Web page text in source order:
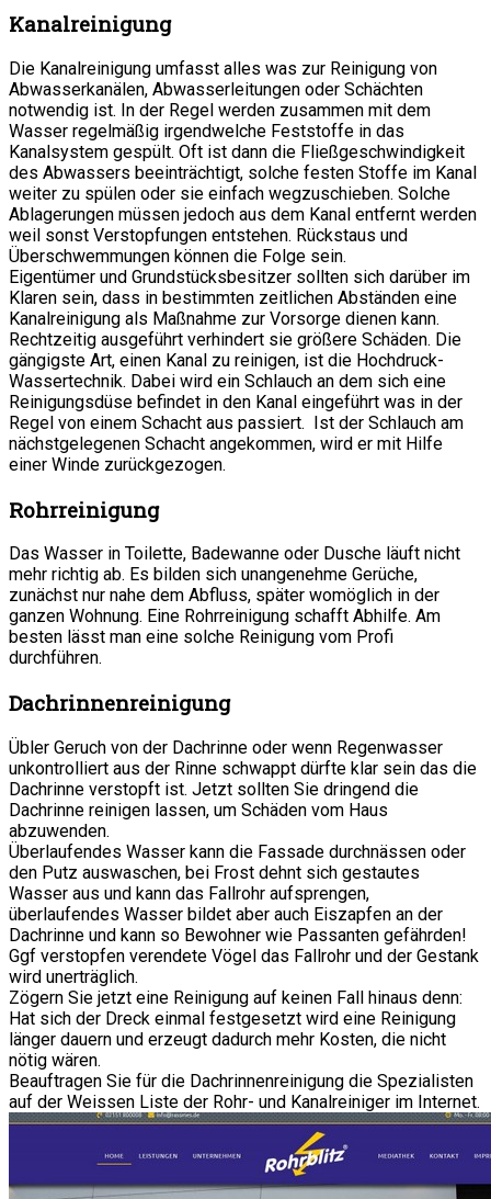
Kanalreinigung
Die Kanalreinigung umfasst alles was zur Reinigung von
Abwasserkanälen, Abwasserleitungen oder Schächten
notwendig ist. In der Regel werden zusammen mit dem
Wasser regelmäßig irgendwelche Feststoffe in das
Kanalsystem gespült. Oft ist dann die Fließgeschwindigkeit
des Abwassers beeinträchtigt, solche festen Stoffe im Kanal
weiter zu spülen oder sie einfach wegzuschieben. Solche
Ablagerungen müssen jedoch aus dem Kanal entfernt werden
weil sonst Verstopfungen entstehen. Rückstaus und
Überschwemmungen können die Folge sein.
Eigentümer und Grundstücksbesitzer sollten sich darüber im
Klaren sein, dass in bestimmten zeitlichen Abständen eine
Kanalreinigung als Maßnahme zur Vorsorge dienen kann.
Rechtzeitig ausgeführt verhindert sie größere Schäden. Die
gängigste Art, einen Kanal zu reinigen, ist die Hochdruck-
Wassertechnik. Dabei wird ein Schlauch an dem sich eine
Reinigungsdüse befindet in den Kanal eingeführt was in der
Regel von einem Schacht aus passiert. Ist der Schlauch am
nächstgelegenen Schacht angekommen, wird er mit Hilfe
einer Winde zurückgezogen.
Rohrreinigung
Das Wasser in Toilette, Badewanne oder Dusche läuft nicht
mehr richtig ab. Es bilden sich unangenehme Gerüche,
zunächst nur nahe dem Abfluss, später womöglich in der
ganzen Wohnung. Eine Rohrreinigung schafft Abhilfe. Am
besten lässt man eine solche Reinigung vom Profi
durchführen.
Dachrinnenreinigung
Übler Geruch von der Dachrinne oder wenn Regenwasser
unkontrolliert aus der Rinne schwappt dürfte klar sein das die
Dachrinne verstopft ist. Jetzt sollten Sie dringend die
Dachrinne reinigen lassen, um Schäden vom Haus
abzuwenden.
Überlaufendes Wasser kann die Fassade durchnässen oder
den Putz auswaschen, bei Frost dehnt sich gestautes
Wasser aus und kann das Fallrohr aufsprengen,
überlaufendes Wasser bildet aber auch Eiszapfen an der
Dachrinne und kann so Bewohner wie Passanten gefährden!
Ggf verstopfen verendete Vögel das Fallrohr und der Gestank
wird unerträglich.
Zögern Sie jetzt eine Reinigung auf keinen Fall hinaus denn:
Hat sich der Dreck einmal festgesetzt wird eine Reinigung
länger dauern und erzeugt dadurch mehr Kosten, die nicht
nötig wären.
Beauftragen Sie für die Dachrinnenreinigung die Spezialisten
auf der Weissen Liste der Rohr- und Kanalreiniger im Internet.